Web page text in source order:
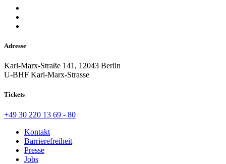
Adresse
Karl-Marx-Straße 141, 12043 Berlin
U-BHF Karl-Marx-Strasse
Tickets
+49 30 220 13 69 - 80
Kontakt
Barrierefreiheit
Presse
Jobs